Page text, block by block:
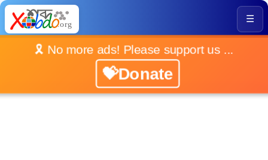
☰
🎗️ No more ads! Please support us ...
💝Donate